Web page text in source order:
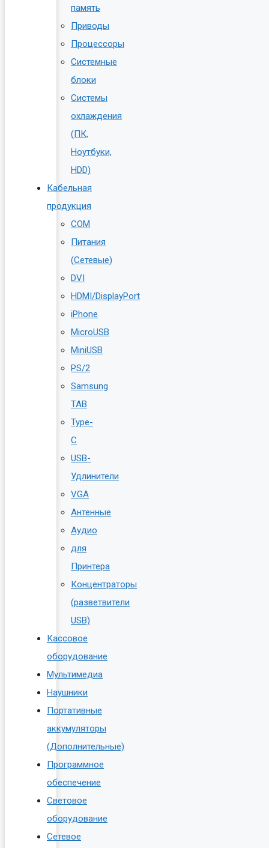
память
Приводы
Процессоры
Системные
блоки
Системы
охлаждения
(ПК,
Ноутбуки,
HDD)
Кабельная
продукция
COM
Питания
(Сетевые)
DVI
HDMI/DisplayPort
iPhone
MicroUSB
MiniUSB
PS/2
Samsung
TAB
Type-
C
USB-
Удлинители
VGA
Антенные
Аудио
для
Принтера
Концентраторы
(разветвители
USB)
Кассовое
оборудование
Мультимедиа
Наушники
Портативные
аккумуляторы
(Дополнительные)
Программное
обеспечение
Световое
оборудование
Сетевое